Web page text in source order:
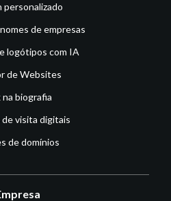
personalizado
de empresas
logótipos com IA
de Websites
na biografia
visita digitais
de domínios